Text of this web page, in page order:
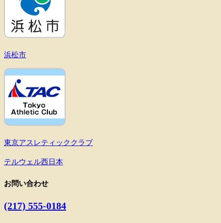
浜松市
東京アスレティッククラブ
テルウェル西日本
お問い合わせ
(217) 555-0184